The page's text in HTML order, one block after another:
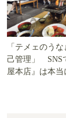
「テメェのう
己管理」 SNS
屋本店』は本